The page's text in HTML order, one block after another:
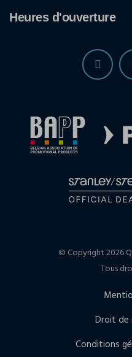
Heures d'ouverture
© Copyright 2026
Tous
Droit
Conditions